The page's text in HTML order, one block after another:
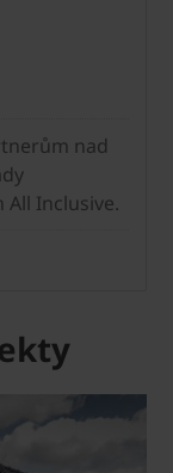
nad
Inclusive.